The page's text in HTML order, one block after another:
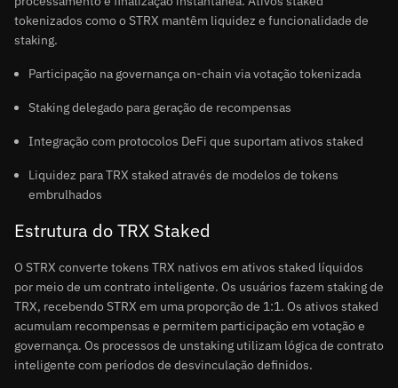
tokenizados como o STRX mantêm liquidez e funcionalidade de
staking.
Participação na governança on-chain via votação tokenizada
Staking delegado para geração de recompensas
Integração com protocolos DeFi que suportam ativos staked
Liquidez para TRX staked através de modelos de tokens
embrulhados
Estrutura do TRX Staked
O STRX converte tokens TRX nativos em ativos staked líquidos
por meio de um contrato inteligente. Os usuários fazem staking de
TRX, recebendo STRX em uma proporção de 1:1. Os ativos staked
acumulam recompensas e permitem participação em votação e
governança. Os processos de unstaking utilizam lógica de contrato
inteligente com períodos de desvinculação definidos.